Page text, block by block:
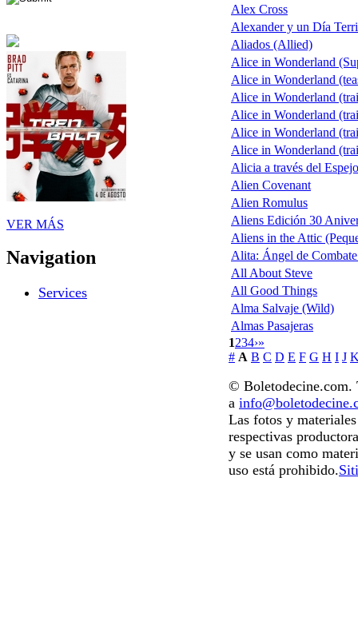
VER MÁS
Navigation
Services
Alex Cross
Alexander y un Día
Aliados (Allied)
Alice in Wonderland
Alice in Wonderland
Alice in Wonderland
Alice in Wonderland
Alice in Wonderland
Alice in Wonderland
Alicia a través del
Alien Covenant
Alien Romulus
Aliens Edición 30
Aliens in the Attic
Alita: Ángel de
All About Steve
All Good Things
Alma Salvaje (Wild)
Almas Pasajeras
1234›»
# A B C D E F G H I J
© Boletodecine.com.
a
Las fotos y
respectivas
y se usan como
uso está prohibido.